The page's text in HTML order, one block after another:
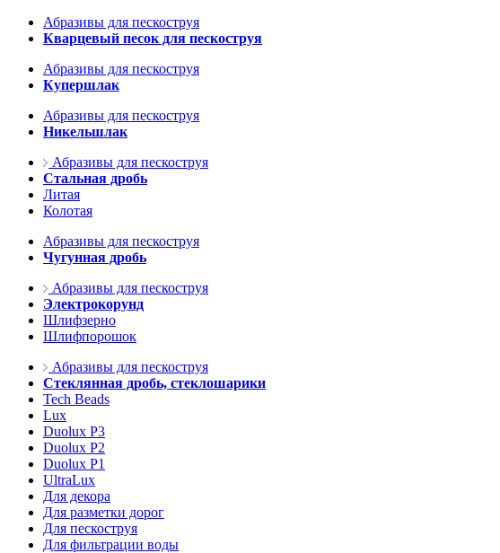
Абразивы для пескоструя
Кварцевый песок для пескоструя
Абразивы для пескоструя
Купершлак
Абразивы для пескоструя
Никельшлак
Абразивы для пескоструя
Стальная дробь
Литая
Колотая
Абразивы для пескоструя
Чугунная дробь
Абразивы для пескоструя
Электрокорунд
Шлифзерно
Шлифпорошок
Абразивы для пескоструя
Стеклянная дробь, стеклошарики
Tech Beads
Lux
Duolux P3
Duolux P2
Duolux P1
UltraLux
Для декора
Для разметки дорог
Для пескоструя
Для фильтрации воды